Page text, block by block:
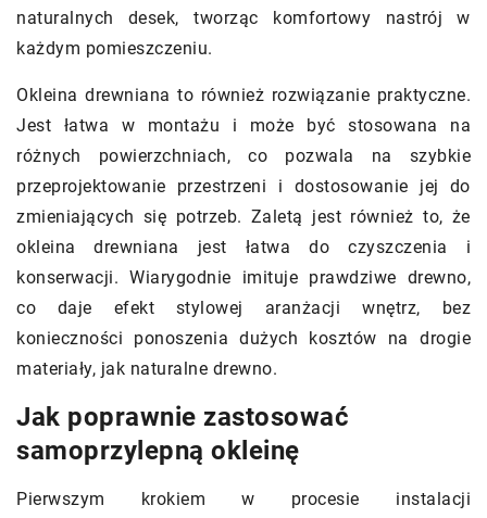
naturalnych desek, tworząc komfortowy nastrój w
każdym pomieszczeniu.
Okleina drewniana to również rozwiązanie praktyczne.
Jest łatwa w montażu i może być stosowana na
różnych powierzchniach, co pozwala na szybkie
przeprojektowanie przestrzeni i dostosowanie jej do
zmieniających się potrzeb. Zaletą jest również to, że
okleina drewniana jest łatwa do czyszczenia i
konserwacji. Wiarygodnie imituje prawdziwe drewno,
co daje efekt stylowej aranżacji wnętrz, bez
konieczności ponoszenia dużych kosztów na drogie
materiały, jak naturalne drewno.
Jak poprawnie zastosować
samoprzylepną okleinę
Pierwszym krokiem w procesie instalacji